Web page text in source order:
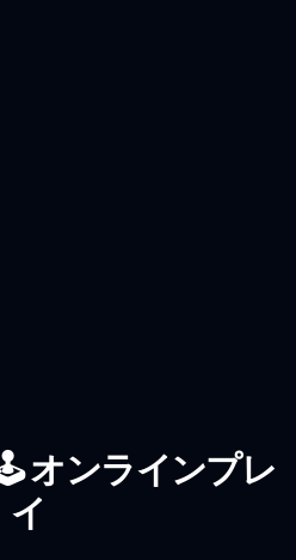
オンラインプレ
イ